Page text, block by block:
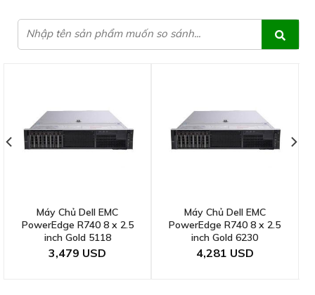
Máy Chủ Dell EMC
PowerEdge R740 8 x 2.5
inch Gold 5118
3,479
Máy Chủ Dell EMC
PowerEdge R740 8 x 2.5
inch Gold 6230
4,281